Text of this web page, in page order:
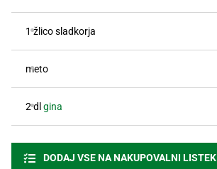
1 žlico sladkorja
meto
2 dl gina
DODAJ VSE NA NAKUPOVALNI LISTEK